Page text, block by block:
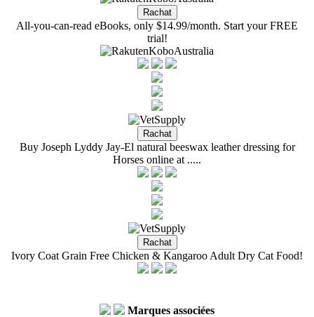
All-you-can-read eBooks, only $14.99/month. Start your FREE
trial!
Buy Joseph Lyddy Jay‐El natural beeswax leather dressing for
Horses online at .....
Ivory Coat Grain Free Chicken & Kangaroo Adult Dry Cat Food!
Marques associées